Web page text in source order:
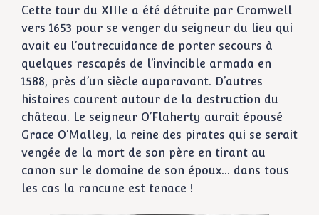
Cette tour du XIIIe a été détruite par Cromwell
vers 1653 pour se venger du seigneur du lieu qui
avait eu l’outrecuidance de porter secours à
quelques rescapés de l’invincible armada en
1588, près d’un siècle auparavant. D’autres
histoires courent autour de la destruction du
château. Le seigneur O’Flaherty aurait épousé
Grace O’Malley, la reine des pirates qui se serait
vengée de la mort de son père en tirant au
canon sur le domaine de son époux… dans tous
les cas la rancune est tenace !